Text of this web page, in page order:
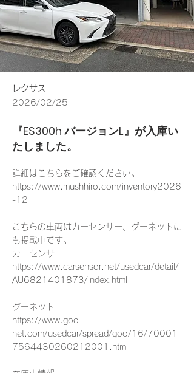
レクサス
2026/02/25
『ES300h バージョンL』が入庫い
たしました。
詳細はこちらをご確認ください。
https://www.mushhiro.com/inventory2026
-12
こちらの車両はカーセンサー、グーネットに
も掲載中です。
カーセンサー
https://www.carsensor.net/usedcar/detail/
AU6821401873/index.html
グーネット
https://www.goo-
net.com/usedcar/spread/goo/16/70001
7564430260212001.html